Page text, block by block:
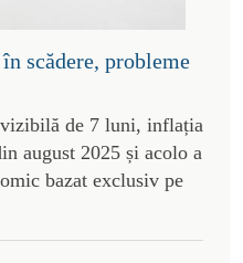
scădere, probleme
vizibilă de 7 luni, inflația
august 2025 și acolo a
bazat exclusiv pe